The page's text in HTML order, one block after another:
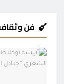
فن